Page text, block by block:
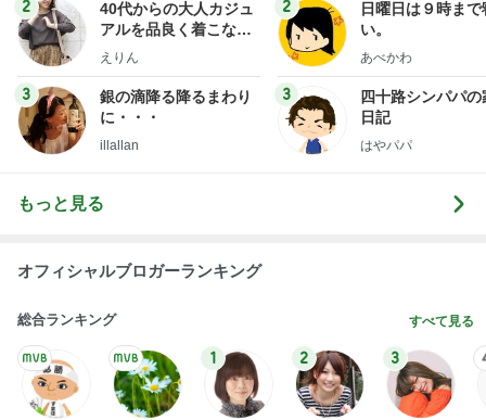
2
40代からの大人カジュ
アルを品良く着こなす
ファッションブログ
えりん
3
銀の滴降る降るまわり
に・・・
illallan
2
日曜日は９時まで
い。
あべかわ
3
四十路シンパパの
日記
はやパパ
もっと見る
オフィシャルブロガーランキング
総合ランキング すべて見る
1 2 3